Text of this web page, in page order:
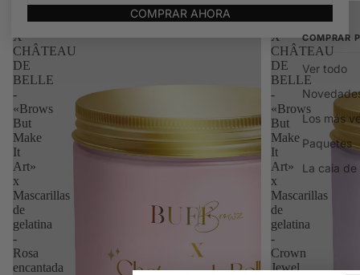
COMPRAR
Ver todo
Los más
Paquetes
La caja
BUFF
BROWZ
X
CHÂTEAU
DE
BELLE
-
«Brows
But
Make
It
Art»
x
Mascarillas
de
gelatina
-
Rosa
encantada
BUFF
BROWZ
X
CHÂTEAU
DE
BELLE
-
«Brows
But
Make
It
Art»
x
Mascarillas
de
gelatina
-
Crown
Jewel
COMPRAR AHORA